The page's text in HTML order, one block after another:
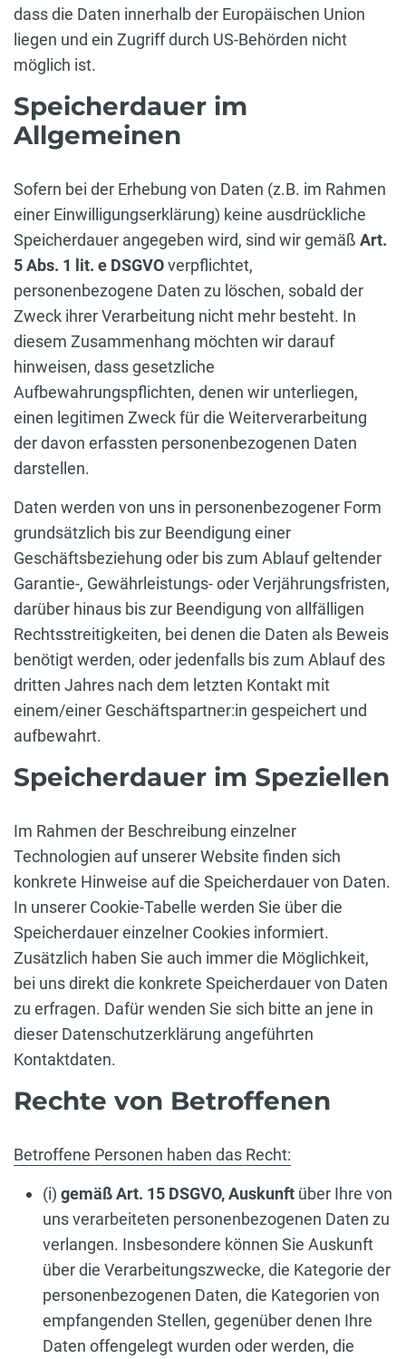
dass die Daten innerhalb der Europäischen Union
liegen und ein Zugriff durch US-Behörden nicht
möglich ist.
Speicherdauer im
Allgemeinen
Sofern bei der Erhebung von Daten (z.B. im Rahmen
einer Einwilligungserklärung) keine ausdrückliche
Speicherdauer angegeben wird, sind wir gemäß Art.
5 Abs. 1 lit. e DSGVOverpflichtet,
personenbezogene Daten zu löschen, sobald der
Zweck ihrer Verarbeitung nicht mehr besteht. In
diesem Zusammenhang möchten wir darauf
hinweisen, dass gesetzliche
Aufbewahrungspflichten, denen wir unterliegen,
einen legitimen Zweck für die Weiterverarbeitung
der davon erfassten personenbezogenen Daten
darstellen.
Daten werden von uns in personenbezogener Form
grundsätzlich bis zur Beendigung einer
Geschäftsbeziehung oder bis zum Ablauf geltender
Garantie-, Gewährleistungs- oder Verjährungsfristen,
darüber hinaus bis zur Beendigung von allfälligen
Rechtsstreitigkeiten, bei denen die Daten als Beweis
benötigt werden, oder jedenfalls bis zum Ablauf des
dritten Jahres nach dem letzten Kontakt mit
einem/einer Geschäftspartner:in gespeichert und
aufbewahrt.
Speicherdauer im Speziellen
Im Rahmen der Beschreibung einzelner
Technologien auf unserer Website finden sich
konkrete Hinweise auf die Speicherdauer von Daten.
In unserer Cookie-Tabelle werden Sie über die
Speicherdauer einzelner Cookies informiert.
Zusätzlich haben Sie auch immer die Möglichkeit,
bei uns direkt die konkrete Speicherdauer von Daten
zu erfragen. Dafür wenden Sie sich bitte an jene in
dieser Datenschutzerklärung angeführten
Kontaktdaten.
Rechte von Betroffenen
Betroffene Personen haben das Recht:
(i) gemäß Art. 15 DSGVO,Auskunft über Ihre von
uns verarbeiteten personenbezogenen Daten zu
verlangen. Insbesondere können Sie Auskunft
über die Verarbeitungszwecke, die Kategorie der
personenbezogenen Daten, die Kategorien von
empfangenden Stellen, gegenüber denen Ihre
Daten offengelegt wurden oder werden, die